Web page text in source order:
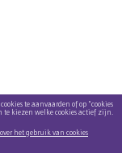
te aanvaarden of op "cookies
te kiezen welke cookies actief zijn.
het gebruik van cookies